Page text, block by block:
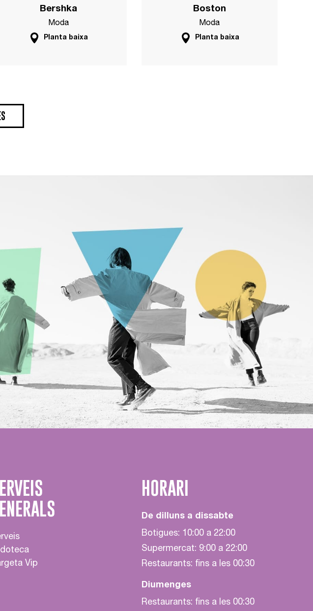
Bershka
Moda
Planta baixa
Boston
Moda
Planta baixa
Vip
HORARI
De dilluns a dissabte
Botigues: 10:00 a 22:00
Supermercat: 9:00 a 22:00
Restaurants: fins a les 00:30
Diumenges
Restaurants: fins a les 00:30